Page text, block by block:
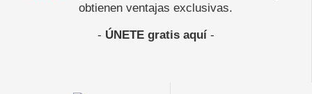
obtienen ventajas exclusivas.
- ÚNETE gratis aquí-